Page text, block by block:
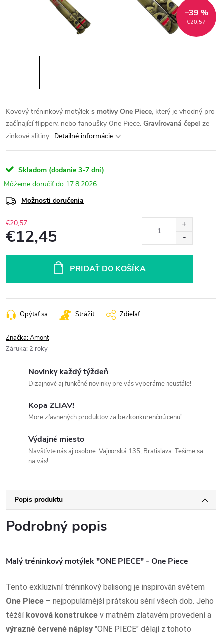
€20,57
–39 %
Kovový tréninkový motýlek s motivy One Piece, který je vhodný pro
začínající flippery, nebo fanoušky One Piece. Gravírovaná čepel ze
zinkové slitiny. Detailné informácie
Skladom (dodanie 3-7 dní)
17.8.2026
Možnosti doručenia
€20,57
€12,45
PRIDAŤ DO KOŠÍKA
Opýtať sa Strážiť Zdieľať
Značka:Amont
Záruka: 2 roky
Novinky každý týždeň
Dizajnové aj funkčné novinky pre vás vyberáme neustále!
Kopa ZLIAV!
More zľavnených produktov za bezkonkurenčnú cenu!
Výdajné miesto
Navštívte nás aj osobne: Vajnorská 135, Bratislava. Tešíme sa
na vás!
Popis produktu
Podrobný popis
Malý tréninkový motýlek "ONE PIECE" - One Piece
Tento exkluzivní tréninkový balisong je inspirován světem
One Piece – nejpopulárnější pirátskou sérií všech dob. Jeho
těžší kovová konstrukce v matném zlatavém provedení a
výrazné červené nápisy "ONE PIECE" dělají z tohoto